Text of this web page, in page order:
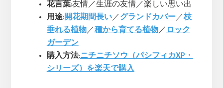
花言葉:友情／生涯の友情／楽しい思い出
用途:開花期間長い／グランドカバー／枝
垂れる植物／種から育てる植物／ ロック
ガーデン
購入方法:ニチニチソウ（パシフィカXP・
シリーズ）を楽天で購入